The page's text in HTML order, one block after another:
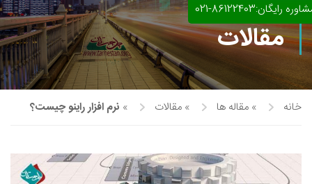
آموزش مجازی طراحی لباس
رایگان:86122403-021
مقالات
خانه » مقاله ها » مقالات » نرم افزار راینو چیست؟